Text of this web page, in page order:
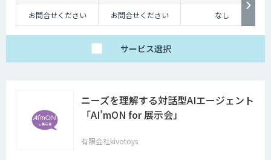
お問合せください
お問合せください なし
サービス選択
ニーズを理解する対話型AIエージェント
「AI’mON for 展示会」
有限会社kivotoys